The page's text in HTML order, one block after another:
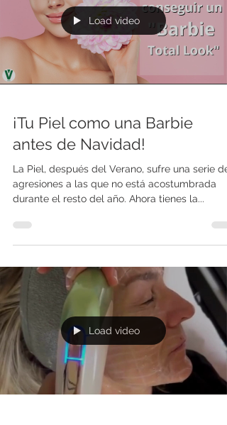
Load video
¡Tu Piel como una Barbie
antes de Navidad!
La Piel, después del Verano, sufre una serie de
durante el resto del año. Ahora tienes la...
Load video